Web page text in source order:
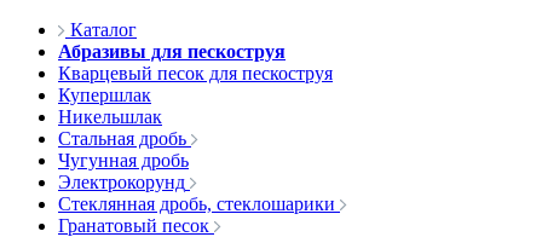
Каталог
Абразивы для пескоструя
Кварцевый песок для пескоструя
Купершлак
Никельшлак
Стальная дробь
Чугунная дробь
Электрокорунд
Стеклянная дробь, стеклошарики
Гранатовый песок